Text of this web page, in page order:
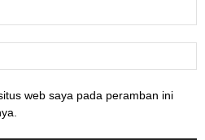
web saya pada peramban ini